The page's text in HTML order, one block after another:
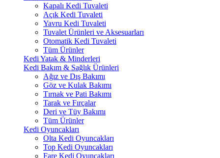
Kapalı Kedi Tuvaleti
Açık Kedi Tuvaleti
Yavru Kedi Tuvaleti
Tuvalet Ürünleri ve Aksesuarları
Otomatik Kedi Tuvaleti
Tüm Ürünler
Kedi Yatak & Minderleri
Kedi Bakım & Sağlık Ürünleri
Ağız ve Dış Bakımı
Göz ve Kulak Bakımı
Tırnak ve Pati Bakımı
Tarak ve Fırçalar
Deri ve Tüy Bakımı
Tüm Ürünler
Kedi Oyuncakları
Olta Kedi Oyuncakları
Top Kedi Oyuncakları
Fare Kedi Oyuncakları